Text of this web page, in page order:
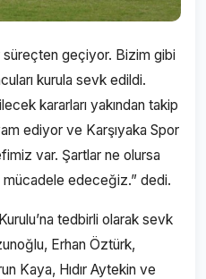
geçiyor. Bizim gibi
kurula sevk edildi.
kararları yakından takip
ediyor ve Karşıyaka Spor
var. Şartlar ne olursa
edeceğiz.” dedi.
tedbirli olarak sevk
Erhan Öztürk,
Kaya, Hıdır Aytekin ve